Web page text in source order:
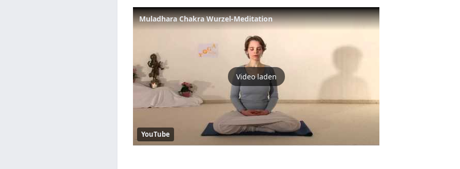
Muladhara Chakra Wurzel-Meditation
Video laden
YouTube